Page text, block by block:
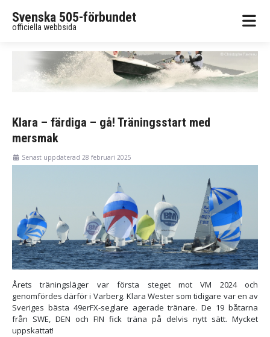
Svenska 505-förbundet
officiella webbsida
Klara – färdiga – gå! Träningsstart med
mersmak
Senast uppdaterad 28 februari 2025
Årets träningsläger var första steget mot VM 2024 och
genomfördes därför i Varberg. Klara Wester som tidigare var en av
Sveriges bästa 49erFX-seglare agerade tränare. De 19 båtarna
från SWE, DEN och FIN fick träna på delvis nytt sätt. Mycket
uppskattat!